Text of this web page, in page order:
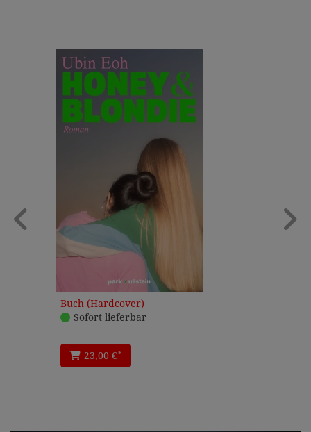
Buch (Hardcover)
Sofort lieferbar
23,00 € *